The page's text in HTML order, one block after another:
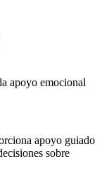
apoyo emocional
apoyo guiado
sobre